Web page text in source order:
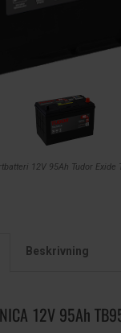
12V 95Ah Tudor Exide
Beskrivning
12V 95Ah